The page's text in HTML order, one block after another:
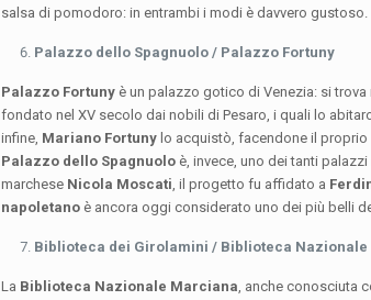
salsa di pomodoro: in entrambi i modi è davvero gustoso.
Palazzo dello Spagnuolo / Palazzo Fortuny
Palazzo Fortunyè un palazzo gotico di Venezia: si trova
fondato nel XV secolo dai nobili di Pesaro, i quali lo
infine, Mariano Fortunylo acquistò, facendone il proprio
Palazzo dello Spagnuoloè, invece, uno dei tanti
marchese Nicola Moscati, il progetto fu affidato a
napoletanoè ancora oggi considerato uno dei più belli
Biblioteca dei Girolamini / Biblioteca
La Biblioteca Nazionale Marciana, anche conosciuta